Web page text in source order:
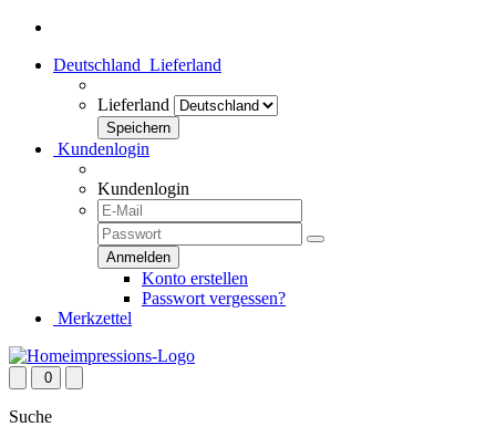
Deutschland Lieferland
Lieferland
Kundenlogin
Kundenlogin
Konto erstellen
Passwort vergessen?
Merkzettel
0
Suche